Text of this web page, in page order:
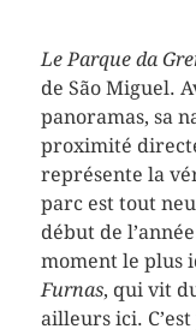
Le Parque da
de São Miguel.
panoramas, sa
proximité
représente la
parc est tout
début de
moment le plus
Furnas, qui vit
ailleurs ici.